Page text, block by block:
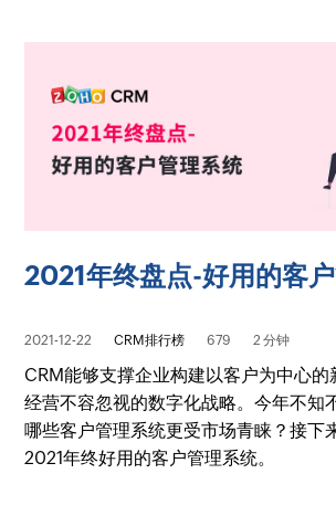
2021年终盘点-好用的客
2021-12-22 CRM排行榜 679 2 分钟
CRM能够支撑企业构建以客户为中心的
经营不容忽视的数字化战略。今年不知
哪些客户管理系统更受市场青睐？接下
2021年终好用的客户管理系统。